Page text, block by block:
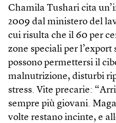
Chamila Tushari cita
2009 dal ministero del
cui risulta che il 60 per
zone speciali per
possono permettersi il
malnutrizione, disturbi
stress. Vite precarie:
sempre più giovani.
volte restano incinte, e